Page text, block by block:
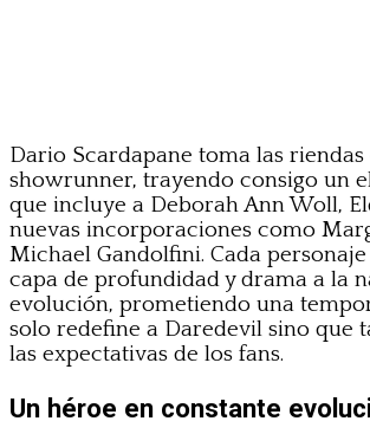
Dario Scardapane toma las
showrunner, trayendo consigo un
que incluye a Deborah Ann Woll,
nuevas incorporaciones como
Michael Gandolfini. Cada
capa de profundidad y drama a la
evolución, prometiendo una
solo redefine a Daredevil sino que
las expectativas de los fans.
Un héroe en constante